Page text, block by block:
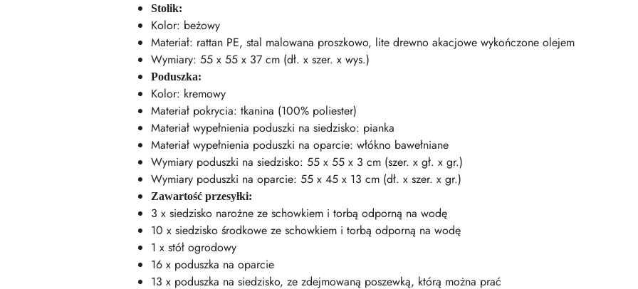
Stolik:
Kolor: beżowy
Materiał: rattan PE, stal malowana proszkowo, lite drewno akacjowe wykończone olejem
Wymiary: 55 x 55 x 37 cm (dł. x szer. x wys.)
Poduszka:
Kolor: kremowy
Materiał pokrycia: tkanina (100% poliester)
Materiał wypełnienia poduszki na siedzisko: pianka
Materiał wypełnienia poduszki na oparcie: włókno bawełniane
Wymiary poduszki na siedzisko: 55 x 55 x 3 cm (szer. x gł. x gr.)
Wymiary poduszki na oparcie: 55 x 45 x 13 cm (dł. x szer. x gr.)
Zawartość przesyłki:
3 x siedzisko narożne ze schowkiem i torbą odporną na wodę
10 x siedzisko środkowe ze schowkiem i torbą odporną na wodę
1 x stół ogrodowy
16 x poduszka na oparcie
13 x poduszka na siedzisko, ze zdejmowaną poszewką, którą można prać